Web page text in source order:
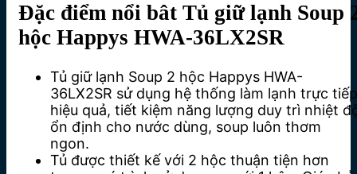
Đặc điểm nổi bât Tủ giữ lạnh Soup
hộc Happys HWA-36LX2SR
Tủ giữ lạnh Soup 2 hộc Happys HWA-
36LX2SR sử dụng hệ thống làm lạnh trực tiếp
hiệu quả, tiết kiệm năng lượng duy trì nhiệt
ổn định cho nước dùng, soup luôn thơm
ngon.
Tủ được thiết kế với 2 hộc thuận tiện hơn